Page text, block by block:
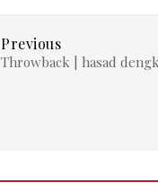
Previous
Throwback | hasad